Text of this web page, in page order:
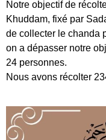
Notre objectif de
Khuddam, fixé par
de collecter le chanda
on a dépasser notre
24 personnes.
Nous avons récolter